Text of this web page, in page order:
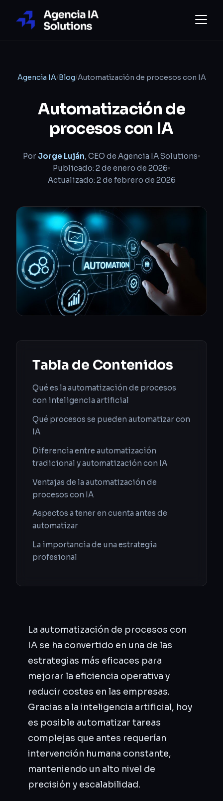
Agencia IA/Blog/Automatización de procesos con IA
Automatización de
procesos con IA
Por Jorge Luján, CEO de Agencia IA Solutions•
Publicado: 2 de enero de 2026•
Actualizado: 2 de febrero de 2026
Tabla de Contenidos
Qué es la automatización de procesos
con inteligencia artificial
Qué procesos se pueden automatizar con
IA
Diferencia entre automatización
tradicional y automatización con IA
Ventajas de la automatización de
procesos con IA
Aspectos a tener en cuenta antes de
automatizar
La importancia de una estrategia
profesional
La automatización de procesos con
IA se ha convertido en una de las
estrategias más eficaces para
mejorar la eficiencia operativa y
reducir costes en las empresas.
Gracias a la inteligencia artificial, hoy
es posible automatizar tareas
complejas que antes requerían
intervención humana constante,
manteniendo un alto nivel de
precisión y escalabilidad.